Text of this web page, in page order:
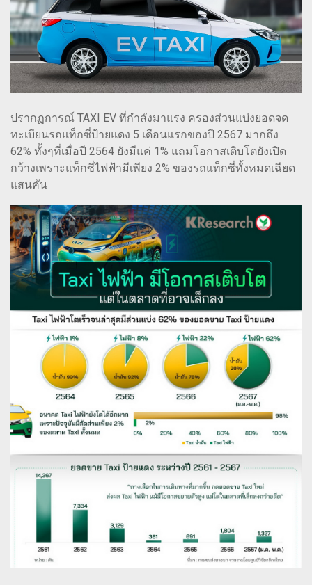
ปรากฏการณ์ TAXI EV ที่กำลังมาแรง ครองส่วนแบ่งยอดจด
ทะเบียนรถแท็กซี่ป้ายแดง 5 เดือนแรกของปี 2567 มากถึง
62% ทั้งๆที่เมื่อปี 2564 ยังมีแค่ 1% แถมโอกาสเติบโตยังเปิด
กว้างเพราะแท็กซี่ไฟฟ้ามีเพียง 2% ของรถแท็กซี่ทั้งหมดเฉียด
แสนคัน